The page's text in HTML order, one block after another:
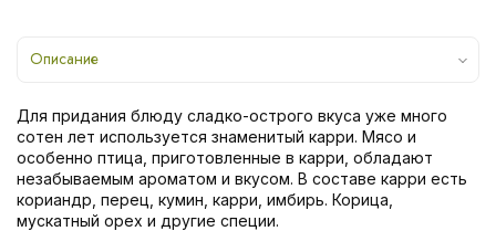
Описание
Для придания блюду сладко-острого вкуса уже много
сотен лет используется знаменитый карри. Мясо и
особенно птица, приготовленные в карри, обладают
незабываемым ароматом и вкусом. В составе карри есть
кориандр, перец, кумин, карри, имбирь. Корица,
мускатный орех и другие специи.